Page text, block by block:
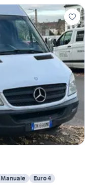
Manuale Euro 4